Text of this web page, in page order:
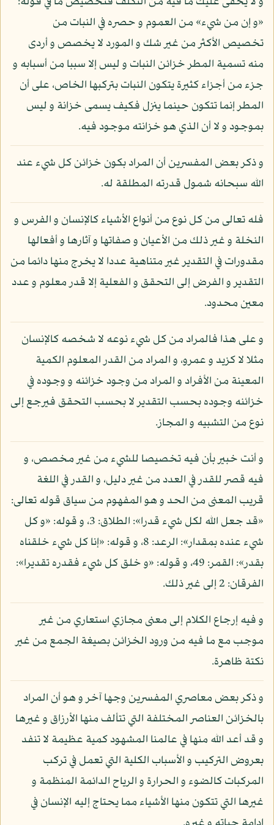
«و إن من شيء» من العموم و حصره في النبات من
تخصيص الأكثر من غير شك و المورد لا يخصص و أردى
منه تسمية المطر خزائن النبات و ليس إلا سببا من أسبابه و
جزء من أجزاء كثيرة يتكون النبات بتركبها الخاص، على أن
المطر إنما تتكون حينما ينزل فكيف يسمى خزانة و ليس
بموجود و لا أن الذي هو خزانته موجود فيه.
و ذكر بعض المفسرين أن المراد بكون خزائن كل شيء عند
الله سبحانه شمول قدرته المطلقة له.
فله تعالى من كل نوع من أنواع الأشياء كالإنسان و الفرس و
النخلة و غير ذلك من الأعيان و صفاتها و آثارها و أفعالها
مقدورات في التقدير غير متناهية عددا لا يخرج منها دائما من
التقدير و الفرض إلى التحقق و الفعلية إلا قدر معلوم و عدد
معين محدود.
و على هذا فالمراد من كل شيء نوعه لا شخصه كالإنسان
مثلا لا كزيد و عمرو، و المراد من القدر المعلوم الكمية
المعينة من الأفراد و المراد من وجود خزائنه و وجوده في
خزائنه وجوده بحسب التقدير لا بحسب التحقق فيرجع إلى
نوع من التشبيه و المجاز.
و أنت خبير بأن فيه تخصيصا للشيء من غير مخصص، و
فيه قصر للقدر في العدد من غير دليل، و القدر في اللغة
قريب المعنى من الحد و هو المفهوم من سياق قوله تعالى:
«قد جعل الله لكل شيء قدرا»: الطلاق: 3، و قوله: «و كل
شيء عنده بمقدار»: الرعد: 8، و قوله: «إنا كل شيء خلقناه
بقدر»: القمر: 49، و قوله: «و خلق كل شيء فقدره تقديرا»:
الفرقان: 2 إلى غير ذلك.
و فيه إرجاع الكلام إلى معنى مجازي استعاري من غير
موجب مع ما فيه من ورود الخزائن بصيغة الجمع من غير
نكتة ظاهرة.
و ذكر بعض معاصري المفسرين وجها آخر و هو أن المراد
بالخزائن العناصر المختلفة التي تتألف منها الأرزاق و غيرها
و قد أعد الله منها في عالمنا المشهود كمية عظيمة لا تنفد
بعروض التركيب و الأسباب الكلية التي تعمل في تركب
المركبات كالضوء و الحرارة و الرياح الدائمة المنظمة و
غيرها التي تتكون منها الأشياء مما يحتاج إليه الإنسان في